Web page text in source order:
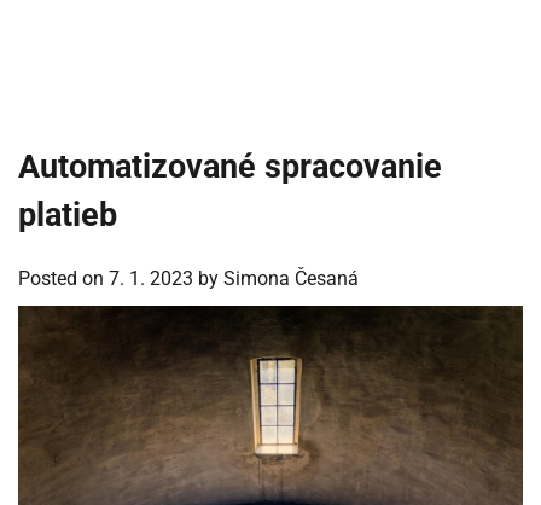
Automatizované spracovanie
platieb
Posted on 7. 1. 2023 by Simona Česaná